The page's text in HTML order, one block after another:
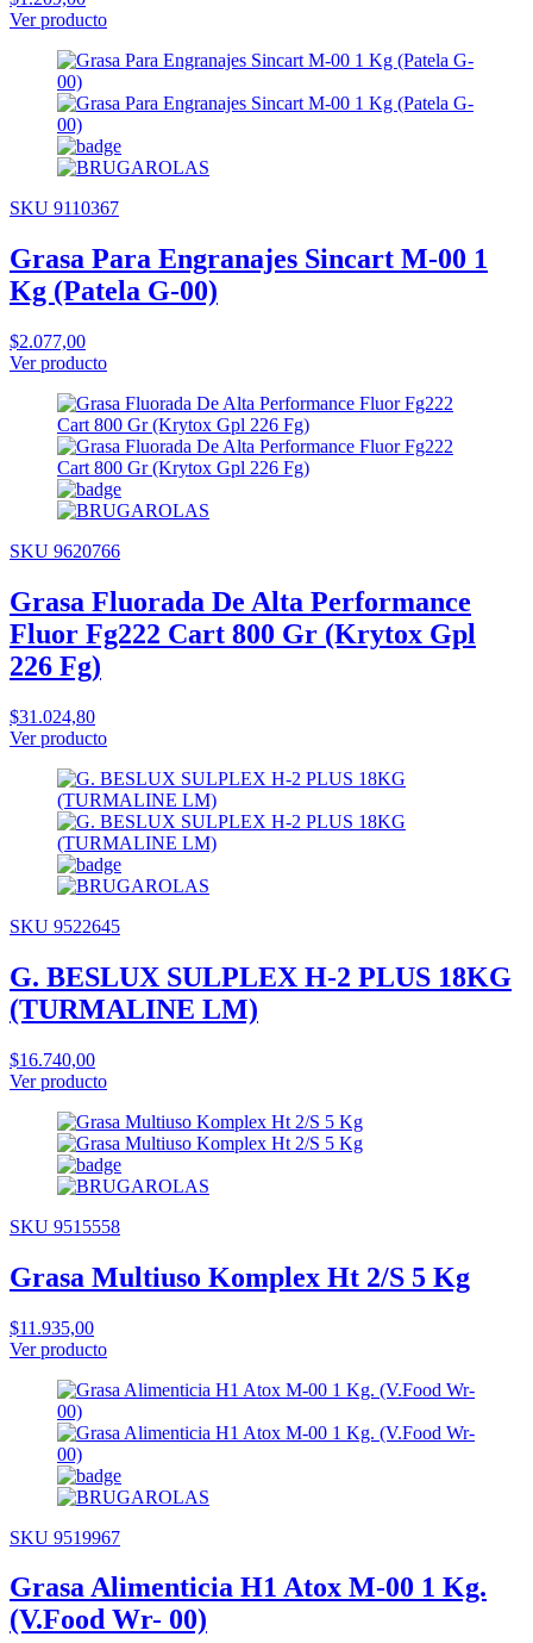
Ver producto
SKU 9110367
Grasa Para Engranajes Sincart M-00 1
Kg (Patela G-00)
$2.077,00
Ver producto
SKU 9620766
Grasa Fluorada De Alta Performance
Fluor Fg222 Cart 800 Gr (Krytox Gpl
226 Fg)
$31.024,80
Ver producto
SKU 9522645
G. BESLUX SULPLEX H-2 PLUS 18KG
(TURMALINE LM)
$16.740,00
Ver producto
SKU 9515558
Grasa Multiuso Komplex Ht 2/S 5 Kg
$11.935,00
Ver producto
SKU 9519967
Grasa Alimenticia H1 Atox M-00 1 Kg.
(V.Food Wr- 00)